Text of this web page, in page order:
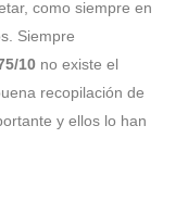
como siempre en
Siempre
10 no existe el
recopilación de
y ellos lo han